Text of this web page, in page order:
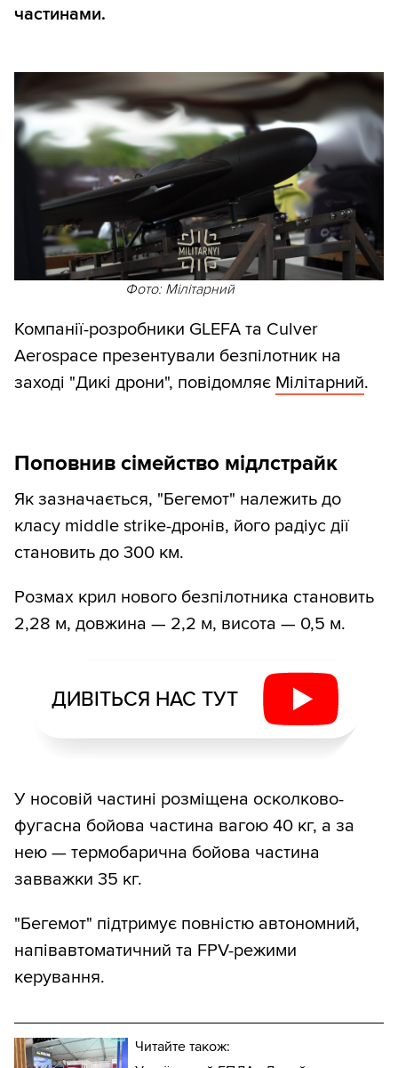
частинами.
Фото: Мілітарний
Компанії-розробники GLEFA та Culver
Aerospace презентували безпілотник на
заході "Дикі дрони", повідомляє Мілітарний.
Поповнив сімейство мідлстрайк
Як зазначається, "Бегемот" належить до
класу middle strike-дронів, його радіус дії
становить до 300 км.
Розмах крил нового безпілотника становить
2,28 м, довжина — 2,2 м, висота — 0,5 м.
ДИВІТЬСЯ НАС ТУТ
У носовій частині розміщена осколково-
фугасна бойова частина вагою 40 кг, а за
нею — термобарична бойова частина
завважки 35 кг.
"Бегемот" підтримує повністю автономний,
напівавтоматичний та FPV-режими
керування.
Читайте також: